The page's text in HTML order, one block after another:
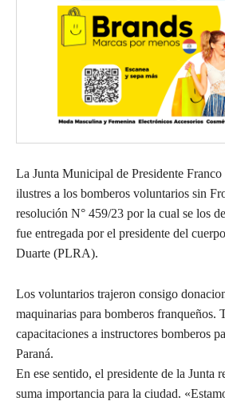
La Junta Municipal de Presidente
ilustres a los bomberos voluntarios sin
resolución N° 459/23 por la cual se los
fue entregada por el presidente del
Duarte (PLRA).
Los voluntarios trajeron consigo
maquinarias para bomberos franqueños.
capacitaciones a instructores bomberos
Paraná.
En ese sentido, el presidente de la Junta
suma importancia para la ciudad.